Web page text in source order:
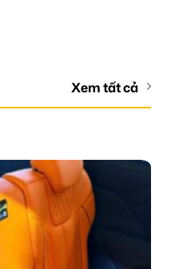
Xem tất cả